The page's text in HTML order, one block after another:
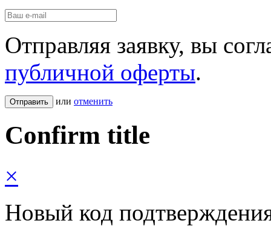
Отправляя заявку, вы
публичной оферты.
или отменить
Confirm title
×
Новый код